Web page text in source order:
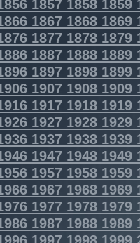
185718581859
186718681869
187718781879
188718881889
189718981899
190719081909
191719181919
192719281929
193719381939
194719481949
195719581959
196719681969
1977 19781979
1987 19881989